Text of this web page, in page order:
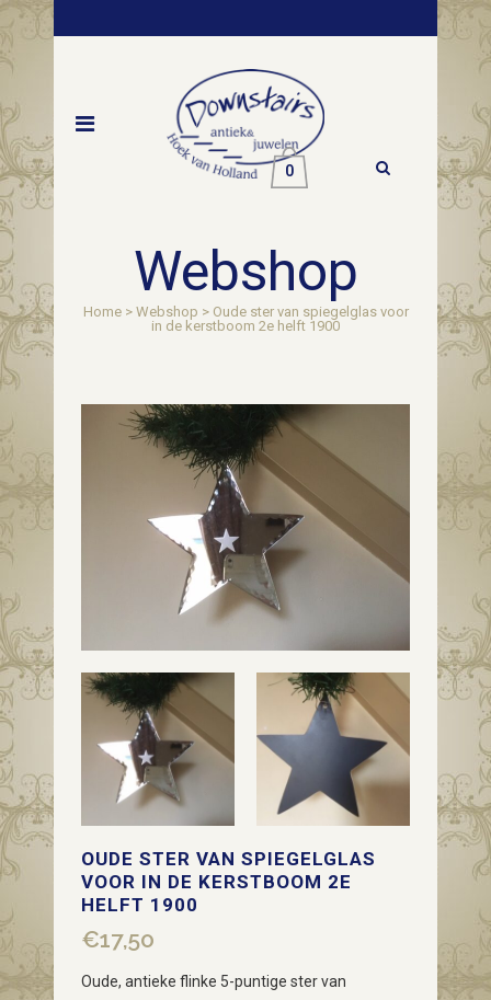
0
Webshop
Home> Webshop > Oude ster van spiegelglas voor
in de kerstboom 2e helft 1900
OUDE STER VAN SPIEGELGLAS
VOOR IN DE KERSTBOOM 2E
HELFT 1900
€17,50
Oude, antieke flinke 5-puntige ster van